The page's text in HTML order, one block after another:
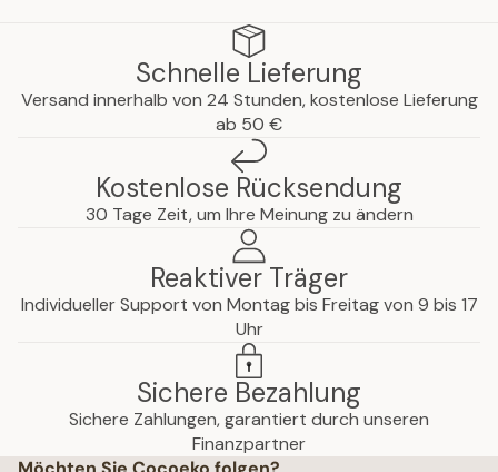
Schnelle Lieferung
Versand innerhalb von 24 Stunden, kostenlose Lieferung
ab 50 €
Kostenlose Rücksendung
30 Tage Zeit, um Ihre Meinung zu ändern
Reaktiver Träger
Individueller Support von Montag bis Freitag von 9 bis 17
Uhr
Sichere Bezahlung
Sichere Zahlungen, garantiert durch unseren
Finanzpartner
Hinweise